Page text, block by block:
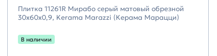
Плитка 11261R Мирабо серый матовый обрезной
30x60x0,9, Kerama Marazzi (Керама Марацци)
В наличии